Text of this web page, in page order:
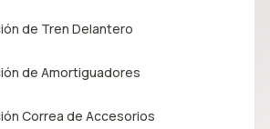
de Tren Delantero
de Amortiguadores
Correa de Accesorios